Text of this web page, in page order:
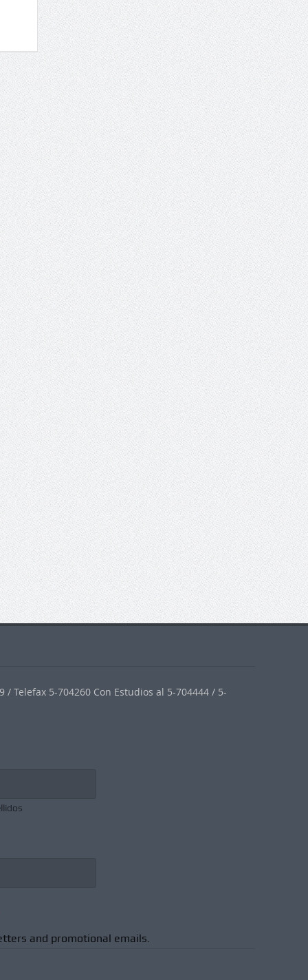
Telefax 5-704260 Con Estudios al 5-704444 / 5-
and promotional emails.